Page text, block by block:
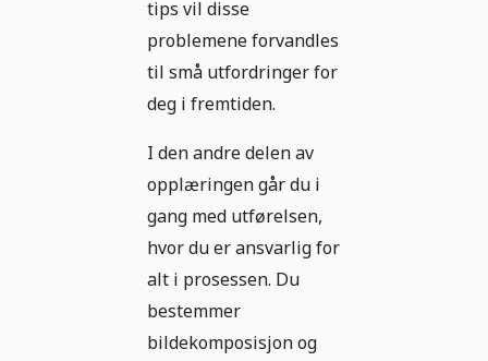
tips vil disse
problemene forvandles
til små utfordringer for
deg i fremtiden.
I den andre delen av
opplæringen går du i
gang med utførelsen,
hvor du er ansvarlig for
alt i prosessen. Du
bestemmer
bildekomposisjon og